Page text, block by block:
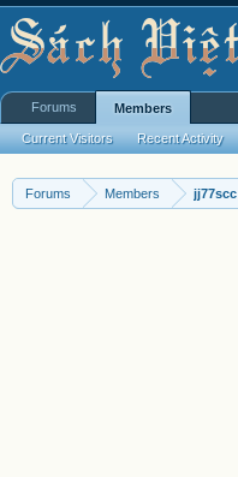
Forums Members jj77scc
Forums Members
Current Visitors Recent Activity